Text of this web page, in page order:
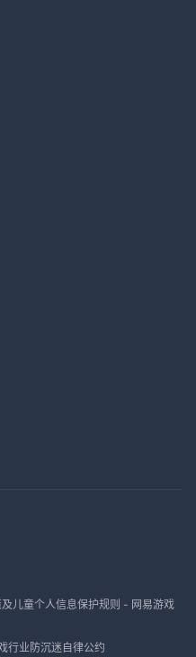
儿童个人信息保护规则 - 网易游戏
行业防沉迷自律公约